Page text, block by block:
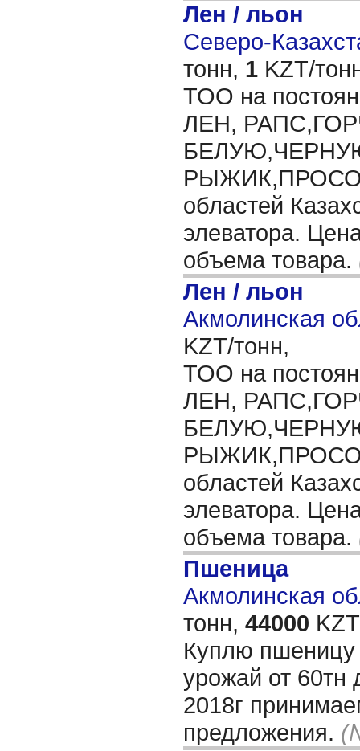
Лен / льон
Северо-
тонн, 1 KZT/
ТОО на
ЛЕН,
РЫЖИК,ПРОСО,
областей
элеватора.
объема товара.
Лен / льон
Акмолинская
KZT/тонн,
ТОО на
ЛЕН,
РЫЖИК,ПРОСО,
областей
элеватора.
объема товара.
Пшеница
Акмолинская
тонн, 44000
Куплю пшеницу
урожай от 60тн
2018г
предложения.